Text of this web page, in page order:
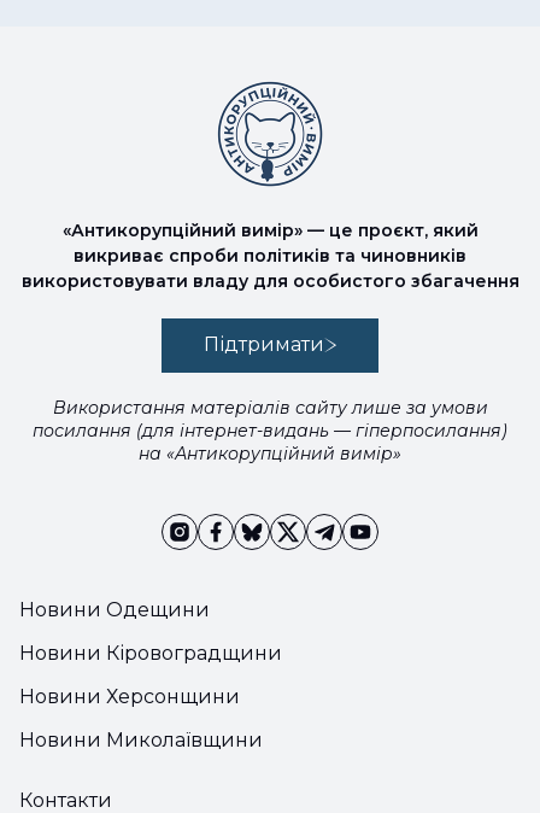
Новини Одещини
Новини Кіровоградщини
Новини Херсонщини
Новини Миколаївщини
«Антикорупційний вимір» — це проєкт, який
викриває спроби політиків та чиновників
використовувати владу для особистого збагачення
Підтримати
Використання матеріалів сайту лише за умови
посилання (для інтернет-видань — гіперпосилання)
на «Антикорупційний вимір»
Контакти